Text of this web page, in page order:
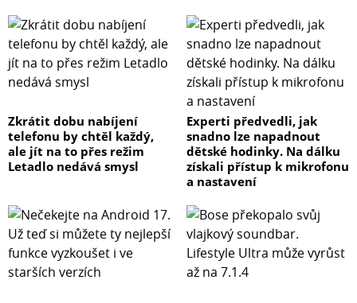
Zkrátit dobu nabíjení
telefonu by chtěl každý,
ale jít na to přes režim
Letadlo nedává smysl
Experti předvedli, jak
snadno lze napadnout
dětské hodinky. Na dálku
získali přístup k mikrofonu
a nastavení